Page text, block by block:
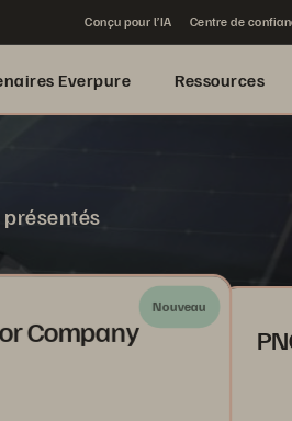
Conçu pour l’IA Centre de
Everpure Ressources
Nouveau
Company